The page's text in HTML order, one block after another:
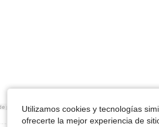
puntosUtilizamos cookies y tecnologías
ofrecerte la mejor experiencia de